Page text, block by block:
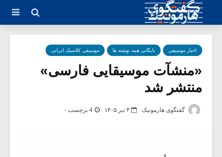
اخبار موسیقی بایگانی همه نوشته ها موسیقی کلاسیک ایرانی
«منشآت موسیقایی فارسی»
منتشر شد
گفتگوی هارمونیک ۳ تیر ۱۴۰۵ 4 برچسب -